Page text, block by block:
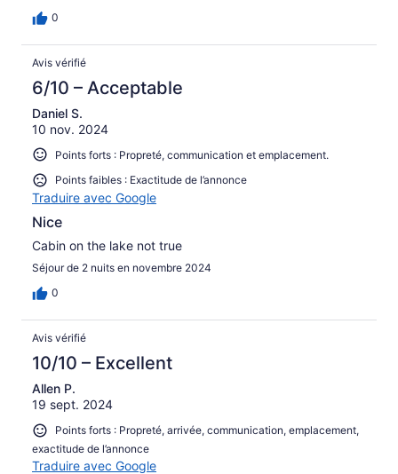
0
Avis vérifié
6/10 – Acceptable
Daniel S.
10 nov. 2024
Points forts : Propreté, communication et emplacement.
Points faibles : Exactitude de l’annonce
Traduire avec Google
Nice
Cabin on the lake not true
Séjour de 2 nuits en novembre 2024
0
Avis vérifié
10/10 – Excellent
Allen P.
19 sept. 2024
Points forts : Propreté, arrivée, communication, emplacement,
exactitude de l’annonce
Traduire avec Google